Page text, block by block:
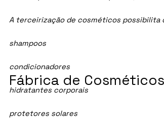
A terceirização de cosméticos possibilita
shampoos
condicionadores
hidratantes corporais
protetores solares
Fábrica de